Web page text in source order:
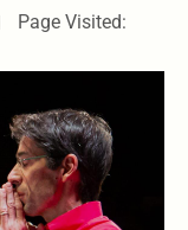
Page Visited: